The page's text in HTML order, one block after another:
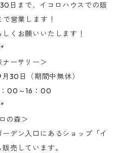
日まで、イコロハウスでの販
営業します！
くお願いいたします！
*
ーサリー＞
30日（期間中無休）
00～16：00
*
の森＞
デン入口にあるショップ「イ
売しています。